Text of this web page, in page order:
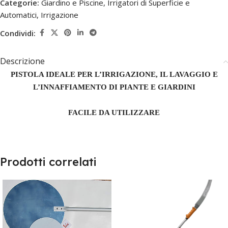
Categorie: Giardino e Piscine, Irrigatori di Superficie e
Automatici, Irrigazione
Condividi:
Descrizione
PISTOLA IDEALE PER L’IRRIGAZIONE, IL LAVAGGIO E
L’INNAFFIAMENTO DI PIANTE E GIARDINI
FACILE DA UTILIZZARE
Prodotti correlati